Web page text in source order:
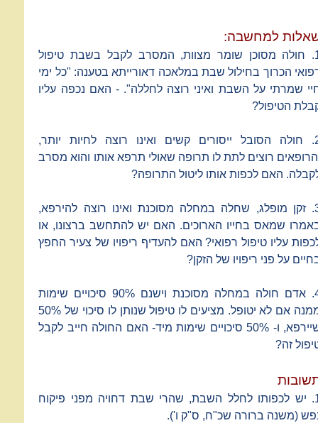
למחשבה:
1. חולה מסוכן שומר מצוות, המסרב לקבל בשבת טיפול
הכרוך בחילול שבת במלאכה דאורייתא בטענה: "כל ימי
שמרתי על השבת ואיני רוצה לחללה". - האם נכפה עליו
הטיפול?
2. חולה הסובל ייסורים קשים ואינו רוצה לחיות יותר,
רוצים לתת לו תרופה שאולי תרפא אותו והוא מסרב
האם לכפות אותו ליטול התרופה?
3. זקן מופלג, שחלה במחלה מסוכנת ואינו רוצה להירפא,
שמאס בחייו הארוכים. האם יש להתחשב ברצונו, או
עליו טיפול רפואי? האם להעדיף ריפויו של צעיר החפץ
על פני ריפויו של הזקן?
4. אדם חולה במחלה מסוכנת וישנם 90% סיכויים שימות
ממנה אם לא יטופל. מציעים לו טיפול שנותן לו סיכוי של 50%
שיירפא, ו- 50% סיכויים שימות מיד- האם החולה חייב לקבל
זה?
1. יש לכפותו לחלל השבת, שהרי שבת דחויה מפני פיקוח
(משנה ברורה שכ"ח, ס"ק ו').